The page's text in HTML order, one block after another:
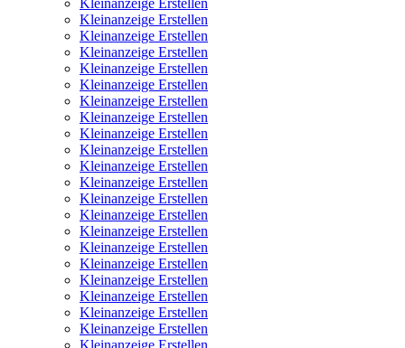
Kleinanzeige Erstellen
Kleinanzeige Erstellen
Kleinanzeige Erstellen
Kleinanzeige Erstellen
Kleinanzeige Erstellen
Kleinanzeige Erstellen
Kleinanzeige Erstellen
Kleinanzeige Erstellen
Kleinanzeige Erstellen
Kleinanzeige Erstellen
Kleinanzeige Erstellen
Kleinanzeige Erstellen
Kleinanzeige Erstellen
Kleinanzeige Erstellen
Kleinanzeige Erstellen
Kleinanzeige Erstellen
Kleinanzeige Erstellen
Kleinanzeige Erstellen
Kleinanzeige Erstellen
Kleinanzeige Erstellen
Kleinanzeige Erstellen